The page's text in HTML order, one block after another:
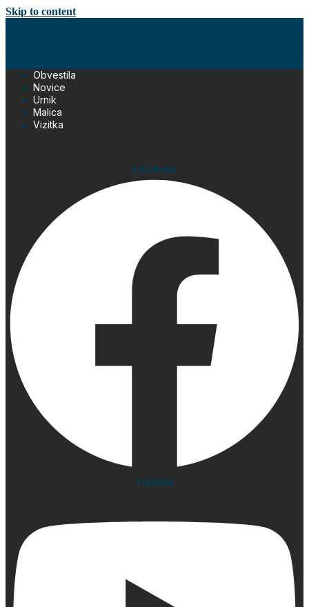
Skip to content
Obvestila
Novice
Urnik
Malica
Vizitka
Facebook
Youtube